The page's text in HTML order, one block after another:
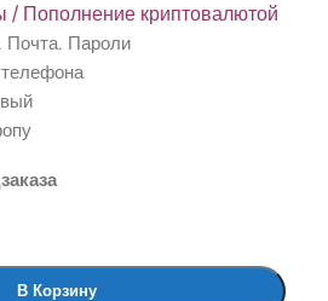
/ Пополнение криптовалютой
Почта. Пароли
В Корзину